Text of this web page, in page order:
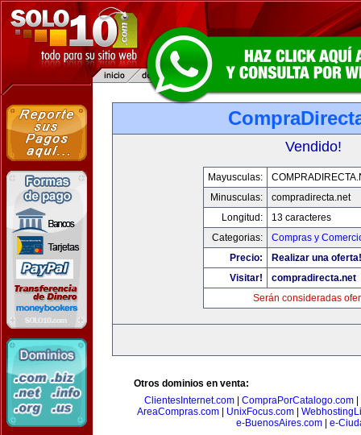
Vendido!
Mayusculas:
Minusculas:
compradirecta.net
Longitud:
13 caracteres
Categorias:
Compras y
Precio:
Realizar una oferta!
Visitar!
compradirecta.net
Serán consideradas
Otros dominios en venta:
ClientesInternet.com
CompraPorCatalogo.com
AreaCompras.com
UnixFocus.com
e-BuenosAires.com| e-